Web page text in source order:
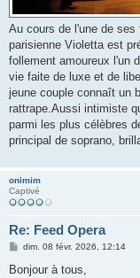
Au cours de l'une de
parisienne Violetta est
follement amoureux l'un
vie faite de luxe et de
jeune couple connaît un
rattrape.Aussi intimiste
parmi les plus célèbres
principal de soprano,
onimim
Captivé
Re: Feed Opera
M
s
dim. 08 févr. 2026, 12:14
Bonjour à tous,